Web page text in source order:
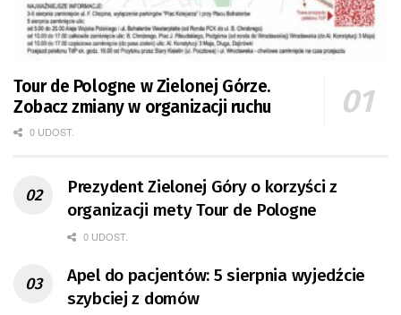
Tour de Pologne w Zielonej Górze.
Zobacz zmiany w organizacji ruchu
0 UDOST.
Prezydent Zielonej Góry o korzyści z
organizacji mety Tour de Pologne
0 UDOST.
Apel do pacjentów: 5 sierpnia wyjedźcie
szybciej z domów